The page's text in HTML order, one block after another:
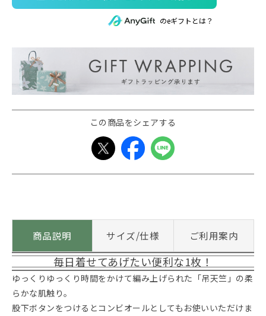
のeギフトとは？
この商品をシェアする
商品説明 サイズ/仕様 ご利用案内
毎日着せてあげたい便利な1枚！
ゆっくりゆっくり時間をかけて編み上げられた「吊天竺」の柔
らかな肌触り。
股下ボタンをつけるとコンビオールとしてもお使いいただけま